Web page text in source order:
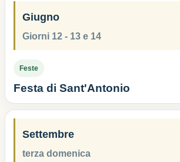
Giugno
Giorni 12 - 13 e 14
Feste
Festa di Sant'Antonio
Settembre
terza domenica